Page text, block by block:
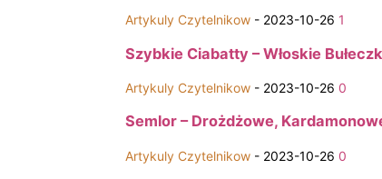
Artykuly Czytelnikow - 2023-10-26 1
Szybkie Ciabatty – Włoskie
Artykuly Czytelnikow - 2023-10-26 0
Semlor – Drożdżowe,
Artykuly Czytelnikow - 2023-10-26 0